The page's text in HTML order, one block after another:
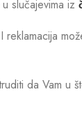
slučajevima iz
da Vam u